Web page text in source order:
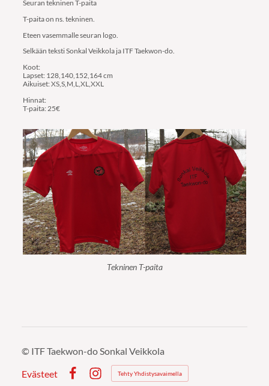
Seuran tekninen T-paita
T-paita on ns. tekninen.
Eteen vasemmalle seuran logo.
Selkään teksti Sonkal Veikkola ja ITF Taekwon-do.
Koot:
Lapset: 128,140,152,164 cm
Aikuiset: XS,S,M,L,XL,XXL
Hinnat:
T-paita: 25€
Tekninen T-paita
© ITF Taekwon-do Sonkal Veikkola
Evästeet
Tehty Yhdistysavaimella